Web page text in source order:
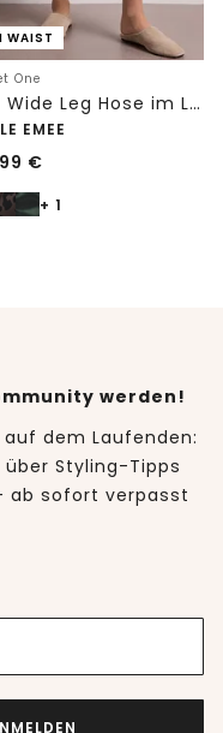
WAIST
One
7/8 Wide Leg Hose im Loose Fit mit Print
EMEE
€
+ 1
werden!
dem Laufenden:
Styling-Tipps
ab sofort verpasst